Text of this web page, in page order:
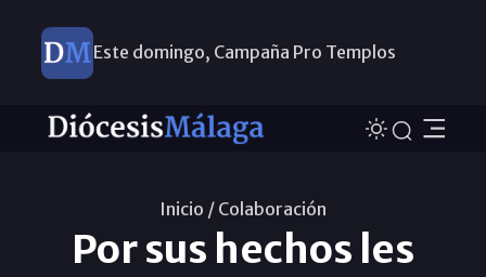
Este domingo, Campaña Pro Templos
Inicio / Colaboración
Por sus hechos les